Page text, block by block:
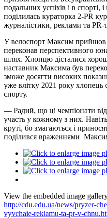
подальших успіхів і в спорті,
поділилась кураторка 2-PR
журналістики, реклами та PR-
У велоспорт Максим прийшов
переконав перспективного
шлях. Хлопцю дісталися
наставник Максима був
зможе досягти високих
уже влітку 2021 року хлопець
спорту.
— Радий, що ці чемпіонати
участь у кожному з них.
круті, бо змагаються і
поділився враженнями
View the embedded image
http://cdu.edu.ua/news/pryzer-
vyvchaie-reklamu-ta-pr-v-